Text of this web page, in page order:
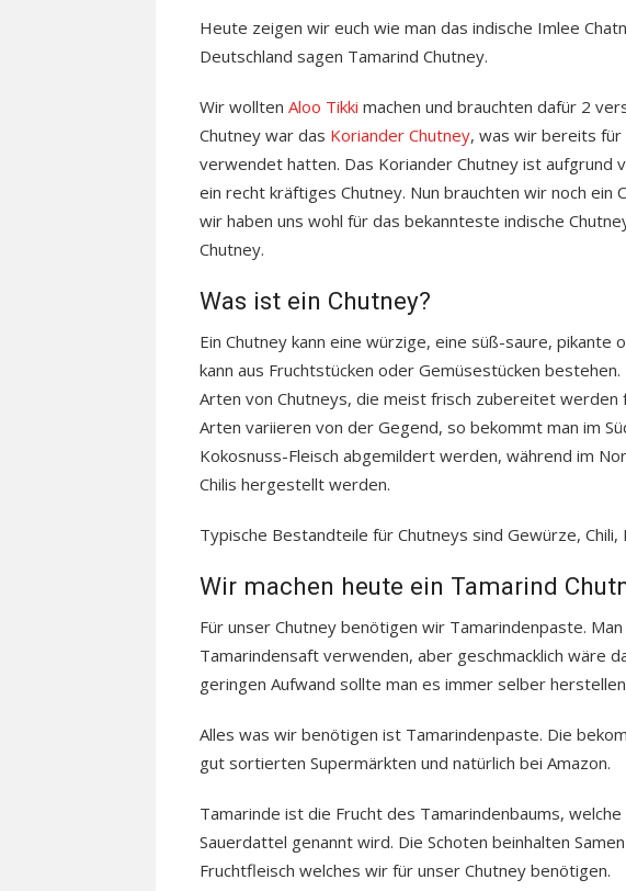
Heute zeigen wir euch wie man das indische Imlee
Deutschland sagen Tamarind Chutney.
Wir wollten Aloo Tikki machen und brauchten dafür 2
Chutney war das Koriander Chutney, was wir bereits für
verwendet hatten. Das Koriander Chutney ist aufgrund
ein recht kräftiges Chutney. Nun brauchten wir noch ein
wir haben uns wohl für das bekannteste indische
Chutney.
Was ist ein Chutney?
Ein Chutney kann eine würzige, eine süß-saure, pikante
kann aus Fruchtstücken oder Gemüsestücken
Arten von Chutneys, die meist frisch zubereitet werden
Arten variieren von der Gegend, so bekommt man im
Kokosnuss-Fleisch abgemildert werden, während im
Chilis hergestellt werden.
Typische Bestandteile für Chutneys sind Gewürze,
Wir machen heute ein Tamarind
Für unser Chutney benötigen wir Tamarindenpaste.
Tamarindensaft verwenden, aber geschmacklich wäre
geringen Aufwand sollte man es immer selber
Alles was wir benötigen ist Tamarindenpaste. Die
gut sortierten Supermärkten und natürlich bei Amazon.
Tamarinde ist die Frucht des Tamarindenbaums,
Sauerdattel genannt wird. Die Schoten beinhalten
Fruchtfleisch welches wir für unser Chutney benötigen.